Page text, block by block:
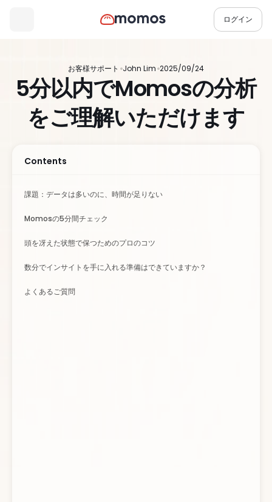
お客様サポート John Lim 2025/09/24
5分以内でMomosの分析
をご理解いただけます
Contents
課題：データは多いのに、時間が足りない
Momosの5分間チェック
頭を冴えた状態で保つためのプロのコツ
数分でインサイトを手に入れる準備はできていますか？
よくあるご質問
ログイン